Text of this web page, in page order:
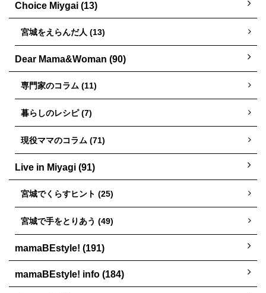
Choice Miygai (13)
宮城をえらんだ人 (13)
Dear Mama&Woman (90)
専門家のコラム (11)
暮らしのレシピ (7)
現役ママのコラム (71)
Live in Miyagi (91)
宮城でくらすヒント (25)
宮城で手をとりあう (49)
mamaBEstyle! (191)
mamaBEstyle! info (184)